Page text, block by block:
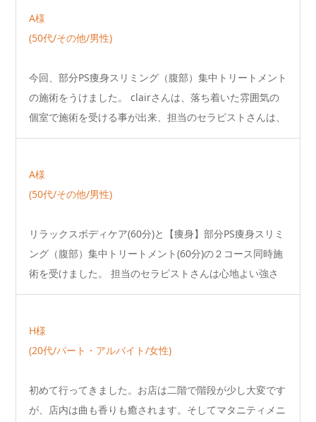
A様
(50代/その他/男性)
今回、部分PS痩身スリミング（腹部）集中トリートメント
の施術をうけました。 clairさんは、落ち着いた雰囲気の
個室で施術を受ける事が出来、担当のセラピストさんは、
…
A様
(50代/その他/男性)
リラックスボディケア(60分)と【痩身】部分PS痩身スリミ
ング（腹部）集中トリートメント(60分)の２コース同時施
術を受けました。 担当のセラピストさんは心地よい強さ
の…
H様
(20代/パート・アルバイト/女性)
初めて行ってきました。お店は二階で階段が少し大変です
が、店内は曲も香りも癒されます。そしてマタニティメニ